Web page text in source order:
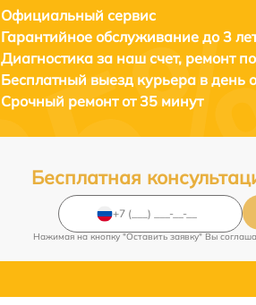
Официальный сервис
Гарантийное обслуживание до 3
Диагностика за наш счет, ремонт
Бесплатный выезд курьера в день
Срочный ремонтот 35 минут
Бесплатная
Нажимая на кнопку "Оставить заявку" Вы